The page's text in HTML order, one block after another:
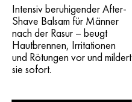
Intensiv beruhigender After-
Shave Balsam für Männer
nach der Rasur – beugt
Hautbrennen, Irritationen
und Rötungen vor und mildert
sie sofort.